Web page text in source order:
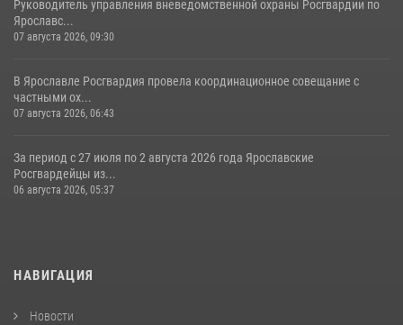
Руководитель управления вневедомственной охраны Росгвардии по
Ярославс...
07 августа 2026, 09:30
В Ярославле Росгвардия провела координационное совещание с
частными ох...
07 августа 2026, 06:43
За период с 27 июля по 2 августа 2026 года Ярославские
Росгвардейцы из...
06 августа 2026, 05:37
НАВИГАЦИЯ
Новости